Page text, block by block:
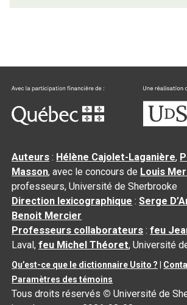
Auteurs : Hélène Cajolet-Laganière,
Masson, avec le concours de Louis
professeurs, Université de Sherbrooke
Direction lexicographique :Serge
Benoit Mercier
Professeurs collaborateurs :feu
Laval,feu Michel Théoret, Université
Qu’est-ce que le dictionnaire Usito ?
Paramètres des témoins
Tous droits réservés © Université de